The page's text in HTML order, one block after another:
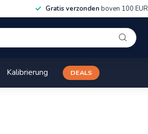
Gratis verzonden boven 100 EUR
Kalibrierung DEALS